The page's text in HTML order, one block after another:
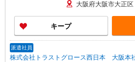
大阪府大阪市大正区
キープ
派遣社員
株式会社トラストグロース西日本 大阪本